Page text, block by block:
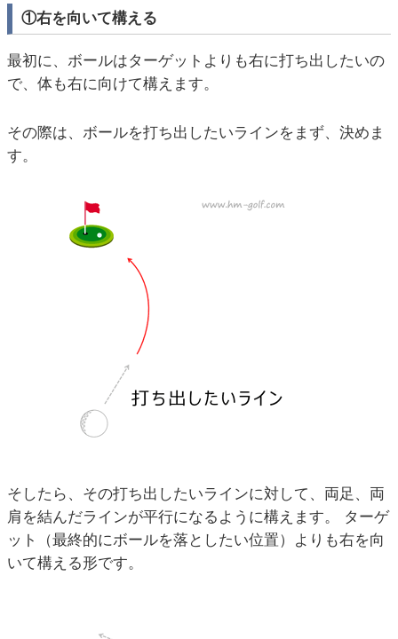
①右を向いて構える
最初に、ボールはターゲットよりも右に打ち出したいの
で、体も右に向けて構えます。
その際は、ボールを打ち出したいラインをまず、決めま
す。
そしたら、その打ち出したいラインに対して、両足、両
肩を結んだラインが平行になるように構えます。 ターゲ
ット（最終的にボールを落としたい位置）よりも右を向
いて構える形です。